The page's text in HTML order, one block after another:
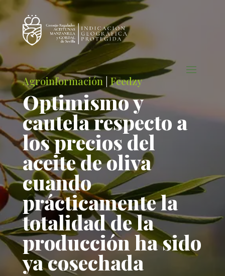
Agroinformación Feedzy
Optimismo y
cautela respecto a
los precios del
aceite de oliva
cuando
prácticamente la
totalidad de la
producción ha sido
ya cosechada